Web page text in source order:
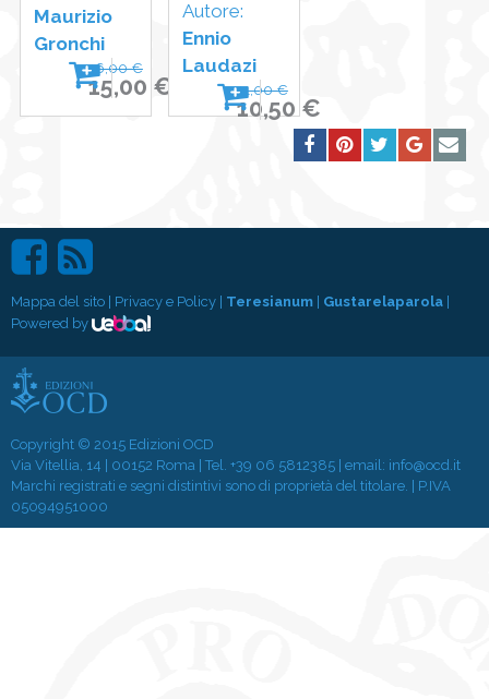
Maurizio
Gronchi
16,00 €
15,00 €
Autore:
Ennio
Laudazi
11,00 €
10,50 €
Mappa del sito | Privacy e Policy | Teresianum | Gustarelaparola |
Powered by
Copyright © 2015 Edizioni OCD
Via Vitellia, 14 | 00152 Roma | Tel. +39 06 5812385 | email: info@ocd.it
Marchi registrati e segni distintivi sono di proprietà del titolare. | P.IVA
05094951000